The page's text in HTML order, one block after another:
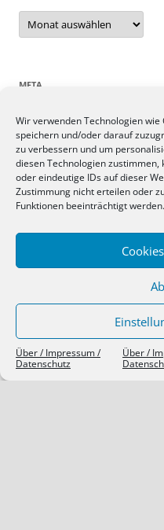
Wir verwenden Technologien
speichern und/oder darauf
zu verbessern und um
diesen Technologien
oder eindeutige IDs auf dieser
Zustimmung nicht erteilen oder
Funktionen beeinträchtigt werden.
Über / Impressum /
Datenschutz
Über /
Archiv
META
Anmelden
Eintrags-Feed
Kommentar-Feed
WordPress.org
SIEBEN TAGE, SIEBEN THEMEN